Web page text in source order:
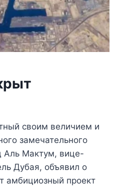
своим величием и
замечательного
Аль Мактум, вице-
Дубая, объявил о
амбициозный проект